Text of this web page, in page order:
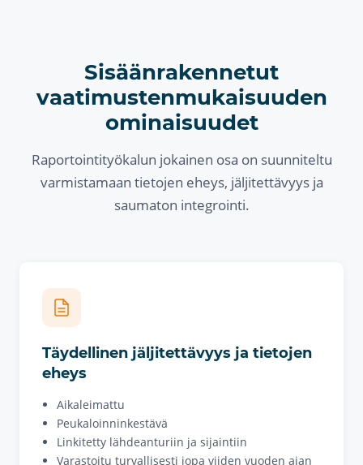
Sisäänrakennetut
vaatimustenmukaisuuden
ominaisuudet
Raportointityökalun jokainen osa on suunniteltu
varmistamaan tietojen eheys, jäljitettävyys ja
saumaton integrointi.
Täydellinen jäljitettävyys ja tietojen
eheys
Aikaleimattu
Peukaloinninkestävä
Linkitetty lähdeanturiin ja sijaintiin
Varastoitu turvallisesti jopa viiden vuoden ajan